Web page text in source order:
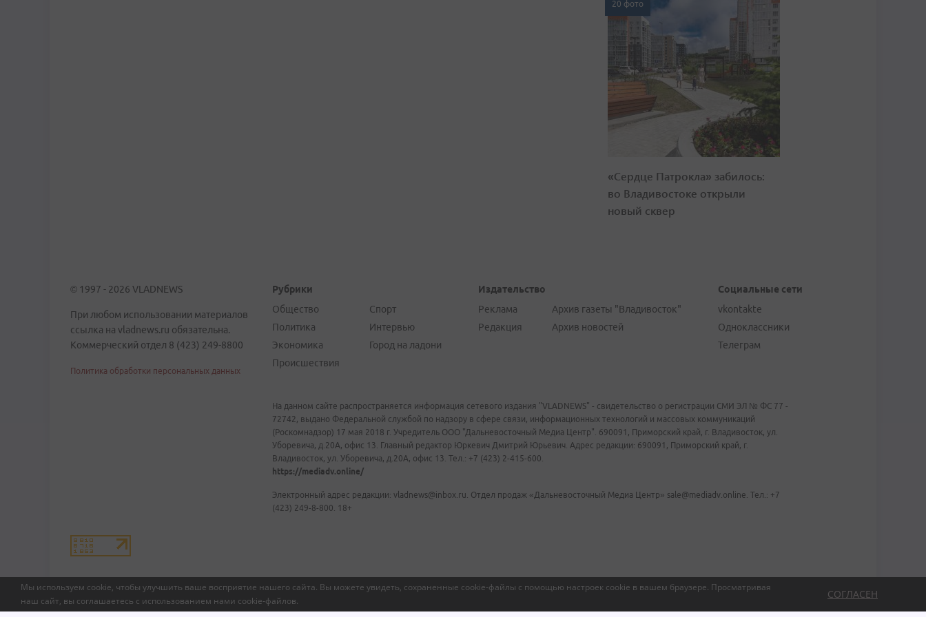
Мы используем cookie, чтобы улучшить ваше восприятие нашего сайта. Вы можете увидеть, сохраненные cookie-файлы с помощью настроек cookie в вашем браузере. Просматривая
наш сайт, вы соглашаетесь с использованием нами cookie-файлов.
СОГЛАСЕН
20 фото
«Сердце Патрокла» забилось:
во Владивостоке открыли
новый сквер
© 1997 - 2026 VLADNEWS
При любом использовании материалов
ссылка на vladnews.ru обязательна.
Коммерческий отдел 8 (423) 249-8800
Политика обработки персональных данных
Рубрики
Общество
Политика
Экономика
Происшествия
Спорт
Интервью
Город на ладони
Издательство
Реклама
Редакция
Архив газеты "Владивосток"
Архив новостей
Социальные сети
vkontakte
Одноклассники
Телеграм
На данном сайте распространяется информация сетевого издания "VLADNEWS" - свидетельство о регистрации СМИ ЭЛ № ФС 77 -
72742, выдано Федеральной службой по надзору в сфере связи, информационных технологий и массовых коммуникаций
(Роскомнадзор) 17 мая 2018 г. Учредитель ООО "Дальневосточный Медиа Центр". 690091, Приморский край, г. Владивосток, ул.
Уборевича, д.20А, офис 13. Главный редактор Юркевич Дмитрий Юрьевич. Адрес редакции: 690091, Приморский край, г.
Владивосток, ул. Уборевича, д.20А, офис 13. Тел.: +7 (423) 2-415-600.
https://mediadv.online/
Электронный адрес редакции: vladnews@inbox.ru. Отдел продаж «Дальневосточный Медиа Центр» sale@mediadv.online. Тел.: +7
(423) 249-8-800. 18+